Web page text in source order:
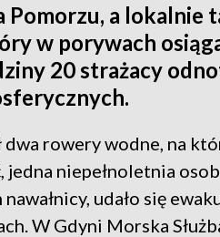
Pomorzu, a lokalnie
w porywach
20 strażacy
rowery wodne, na
jedna niepełnoletnia
udało się
W Gdyni Morska